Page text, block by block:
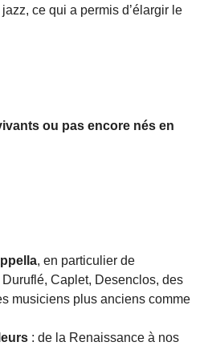
ce qui a permis d’élargir le
ou pas encore nés en
, en particulier de
Caplet, Desenclos, des
musiciens plus anciens comme
: de la Renaissance à nos